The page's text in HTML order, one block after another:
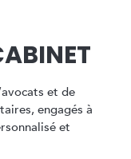
et de
engagés à
et